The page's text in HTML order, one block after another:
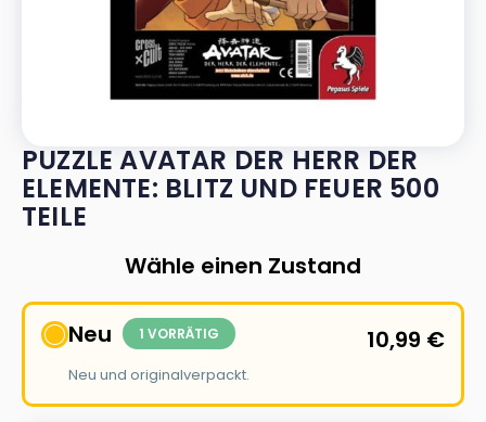
PUZZLE AVATAR DER HERR DER
ELEMENTE: BLITZ UND FEUER 500
TEILE
Wähle einen Zustand
Neu 1 VORRÄTIG
Neu und originalverpackt.
10,99 €